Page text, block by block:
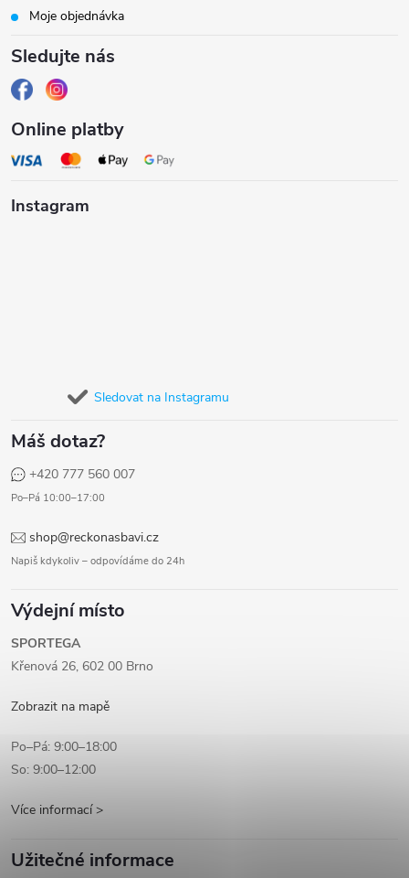
Moje objednávka
Sledujte nás
Online platby
Instagram
Sledovat na Instagramu
Máš dotaz?
+420 777 560 007
Po–Pá 10:00–17:00
shop@reckonasbavi.cz
Napiš kdykoliv – odpovídáme do 24h
Výdejní místo
SPORTEGA
Křenová 26, 602 00 Brno
Zobrazit na mapě
Po–Pá: 9:00–18:00
So: 9:00–12:00
Více informací >
Užitečné informace